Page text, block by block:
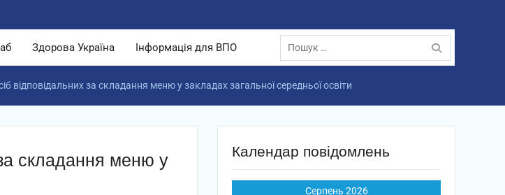
Здорова Україна Інформація для ВПО
Пошук:
відповідальних за складання меню у закладах загальної середньої освіти
складання меню у
Календар повідомлень
Серпень 2026